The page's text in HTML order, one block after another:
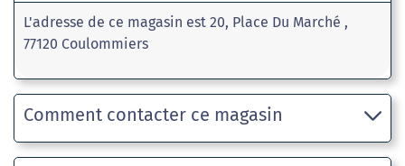
L'adresse de ce magasin est 20, Place Du Marché ,
77120 Coulommiers
Comment contacter ce magasin